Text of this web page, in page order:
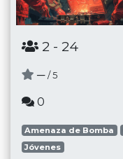
2 - 24
─ / 5
0
Amenaza de Bomba
Jóvenes